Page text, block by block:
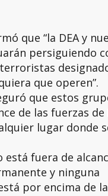
que “la DEA y
persiguiendo
que operen”.
que estos
de las fuerzas de
lugar donde
está fuera de
y ninguna
por encima de